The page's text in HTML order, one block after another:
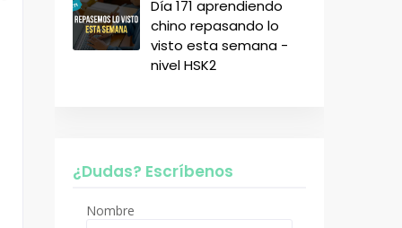
Día 171 aprendiendo
chino repasando lo
visto esta semana -
nivel HSK2
¿Dudas? Escríbenos
Nombre